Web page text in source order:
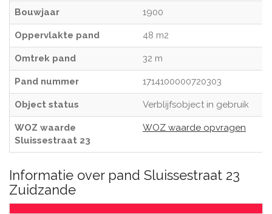
Bouwjaar 1900
Oppervlakte pand 48 m2
Omtrek pand 32 m
Pand nummer 1714100000720303
Object status Verblijfsobject in gebruik
WOZ waarde
Sluissestraat 23
WOZ waarde opvragen
Informatie over pand Sluissestraat 23
Zuidzande